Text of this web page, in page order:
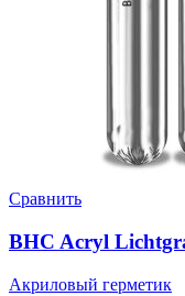
Сравнить
BHC Acryl
Акриловый герметик